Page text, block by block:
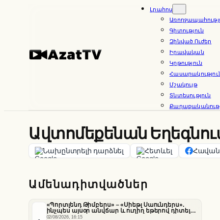
Լրահոս
Գիտություն
Զինված Ուժեր
Իրավական
Կրթություն
Մշակույթ
Տնտեսություն
Ավտոմեքենան
Նախընտրելի դարձնել Հետևել
Ամենադիտվածներ
«Պորտլենդ Թիմբերս» – «Սիեթլ Սաունդերս».
ինչպես այսօր անվճար և ուղիղ եթերով դիտել
հանդիպումը
02/08/2026, 16:15